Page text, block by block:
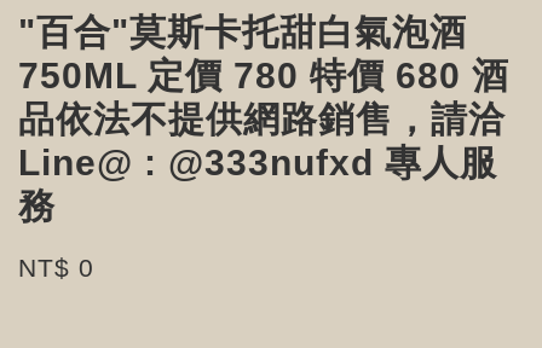
"百合"莫斯卡托甜白氣泡酒
750ML 定價 780 特價 680 酒
品依法不提供網路銷售，請洽
Line@ : @333nufxd 專人服
務
NT$ 0